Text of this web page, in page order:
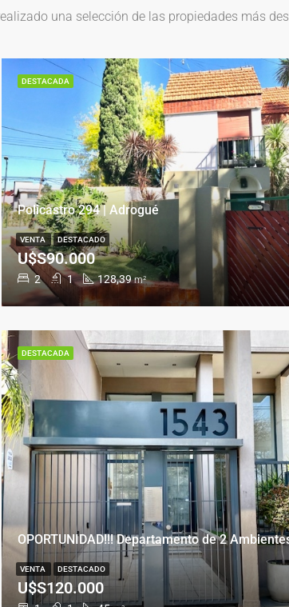
una selección de las propiedades más
Policastro 294 | Adrogué
2 1 128,39 m²
U$S90.000
VENTA DESTACADO
DESTACADA
U$S120.000
VENTA DESTACADO
DESTACADA